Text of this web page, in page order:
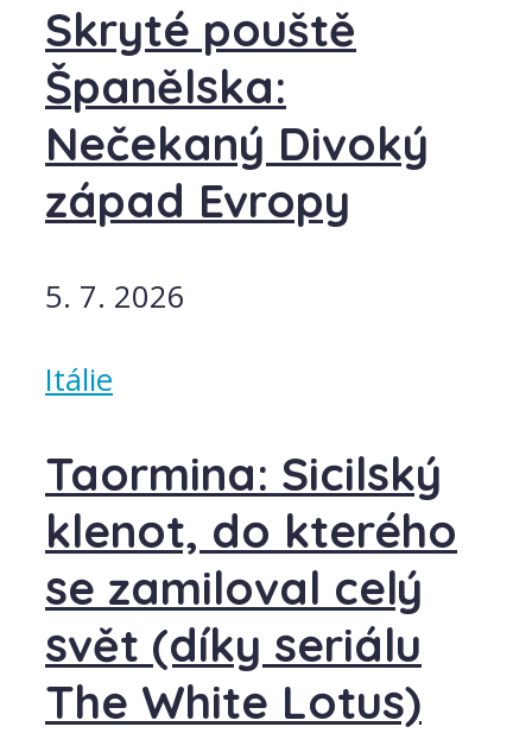
Skryté pouště
Španělska:
Nečekaný Divoký
západ Evropy
5. 7. 2026
Itálie
Taormina: Sicilský
klenot, do kterého
se zamiloval celý
svět (díky seriálu
The White Lotus)